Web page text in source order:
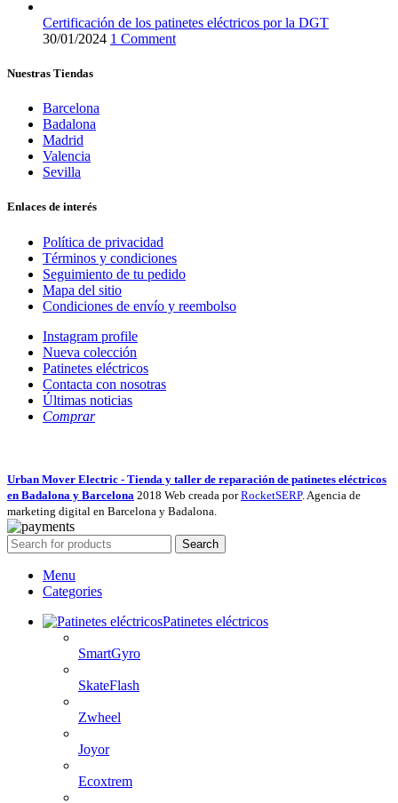
Certificación de los patinetes eléctricos por la DGT
30/01/2024 1 Comment
Nuestras Tiendas
Barcelona
Badalona
Madrid
Valencia
Sevilla
Enlaces de interés
Política de privacidad
Términos y condiciones
Seguimiento de tu pedido
Mapa del sitio
Condiciones de envío y reembolso
Instagram profile
Nueva colección
Patinetes eléctricos
Contacta con nosotras
Últimas noticias
Comprar
Urban Mover Electric - Tienda y taller de reparación de patinetes eléctricos
en Badalona y Barcelona 2018 Web creada porRocketSERP. Agencia de
marketing digital en Barcelona y Badalona.
Search
Menu
Categories
Patinetes eléctricos
SmartGyro
SkateFlash
Zwheel
Joyor
Ecoxtrem